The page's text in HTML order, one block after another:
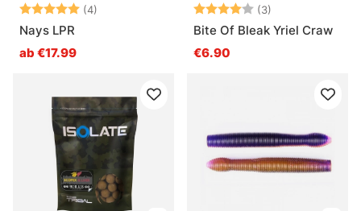
Bewertung:(4)
5.0 von 5 Sternen
Nays LPR
ab €17.99
Bewertung:(3)
Bite Of Bleak Yriel Craw
€6.90